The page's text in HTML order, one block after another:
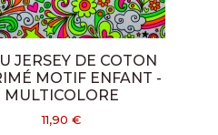
JERSEY DE COTON
MOTIF ENFANT -
MULTICOLORE
11,90 €
© Copyright 2021 Tissus